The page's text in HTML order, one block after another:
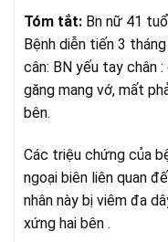
Tóm tắt: Bn nữ 41
Bệnh diễn tiến 3
cân: BN yếu tay chân
găng mang vớ, mất
bên.
Các triệu chứng của
ngoại biên liên quan
nhân này bị viêm đa
xứng hai bên .